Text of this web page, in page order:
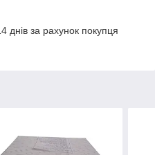
днів за рахунок покупця